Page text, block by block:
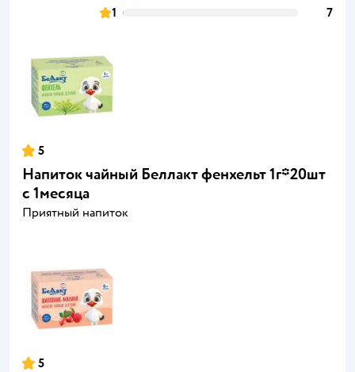
1
7
5
Напиток чайный Беллакт фенхельт 1г*20шт
с 1месяца
Приятный напиток
5